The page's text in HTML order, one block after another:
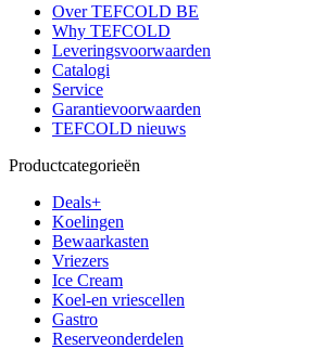
Over TEFCOLD BE
Why TEFCOLD
Leveringsvoorwaarden
Catalogi
Service
Garantievoorwaarden
TEFCOLD nieuws
Productcategorieën
Deals+
Koelingen
Bewaarkasten
Vriezers
Ice Cream
Koel-en vriescellen
Gastro
Reserveonderdelen